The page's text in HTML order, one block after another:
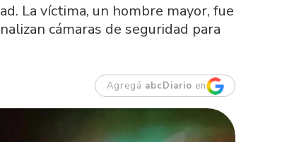
La víctima, un hombre mayor, fue
cámaras de seguridad para
Agregá abcDiario en